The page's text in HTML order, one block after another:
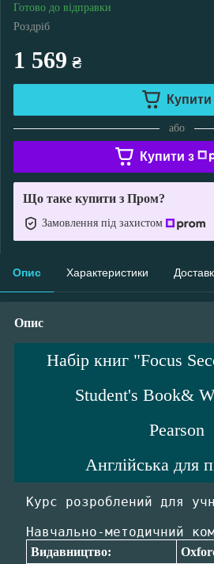
Готово до відправки
Роздріб
1 569 ₴
Купити
або
Купити з
Що таке купити з Пром?
Замовлення під захистом
Опис Характеристики
Опис
Набір книг "Focus
Student's Book&
Pearson
Англійська для
Курс розроблений для
Видавництво: